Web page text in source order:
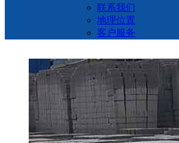
联系我们
地理位置
客户服务